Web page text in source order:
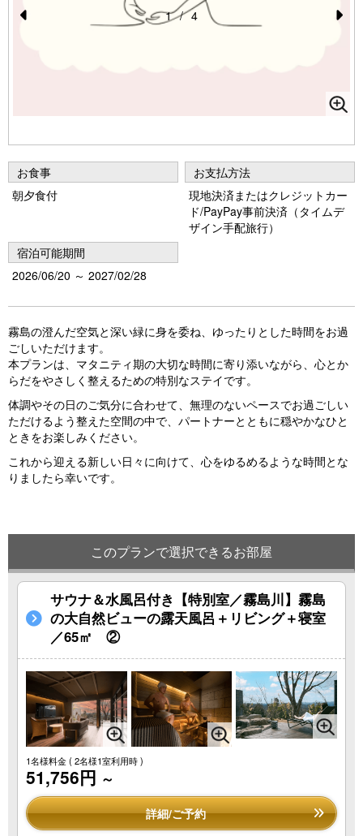
s
1 / 4
お食事
朝夕食付
お支払方法
現地決済またはクレジットカー
ド/PayPay事前決済（タイムデ
ザイン手配旅行）
宿泊可能期間
2026/06/20 ～ 2027/02/28
霧島の澄んだ空気と深い緑に身を委ね、ゆったりとした時間をお過
ごしいただけます。
本プランは、マタニティ期の大切な時間に寄り添いながら、心とか
らだをやさしく整えるための特別なステイです。
体調やその日のご気分に合わせて、無理のないペースでお過ごしい
ただけるよう整えた空間の中で、パートナーとともに穏やかなひと
ときをお楽しみください。
これから迎える新しい日々に向けて、心をゆるめるような時間とな
りましたら幸いです。
このプランで選択できるお部屋
サウナ＆水風呂付き【特別室／霧島川】霧島
の大自然ビューの露天風呂＋リビング＋寝室
／65㎡ ②
1名様料金( 2名様1室利用時 )
51,756円 ～
詳細/ご予約